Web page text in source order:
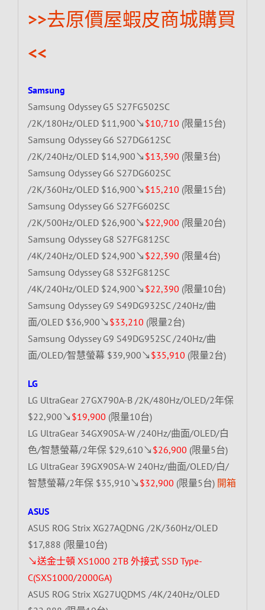
>>去原價屋蝦皮商城購買
<<
Samsung
Samsung Odyssey G5 S27FG502SC
/2K/180Hz/OLED $11,900↘ $10,710 (限量15台)
Samsung Odyssey G6 S27DG612SC
/2K/240Hz/OLED $14,900↘ $13,390 (限量3台)
Samsung Odyssey G6 S27DG602SC
/2K/360Hz/OLED $16,900↘ $15,210 (限量15台)
Samsung Odyssey G6 S27FG602SC
/2K/500Hz/OLED $26,900↘ $22,900 (限量20台)
Samsung Odyssey G8 S27FG812SC
/4K/240Hz/OLED $24,900↘ $22,390 (限量4台)
Samsung Odyssey G8 S32FG812SC
/4K/240Hz/OLED $24,900↘ $22,390 (限量10台)
Samsung Odyssey G9 S49DG932SC /240Hz/曲
面/OLED $36,900↘ $33,210 (限量2台)
Samsung Odyssey G9 S49DG952SC /240Hz/曲
面/OLED/智慧螢幕 $39,900↘ $35,910 (限量2台)
LG
LG UltraGear 27GX790A-B /2K/480Hz/OLED/2年保
$22,900↘ $19,900 (限量10台)
LG UltraGear 34GX90SA-W /240Hz/曲面/OLED/白
色/智慧螢幕/2年保 $29,610↘ $26,900 (限量5台)
LG UltraGear 39GX90SA-W 240Hz/曲面/OLED/白/
智慧螢幕/2年保 $35,910↘ $32,900 (限量5台) 開箱
ASUS
ASUS ROG Strix XG27AQDNG /2K/360Hz/OLED
$17,888 (限量10台)
↘送金士頓 XS1000 2TB 外接式 SSD Type-
C(SXS1000/2000GA)
ASUS ROG Strix XG27UQDMS /4K/240Hz/OLED